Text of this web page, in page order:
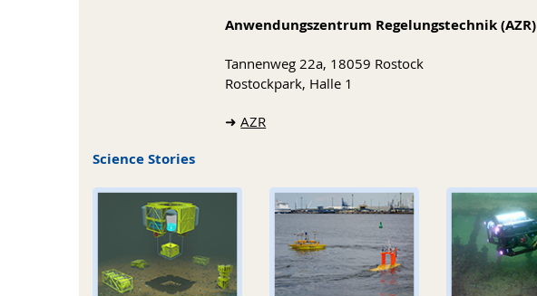
Anwendungszentrum Regelungstechnik (AZR)
Tannenweg 22a, 18059 Rostock
Rostockpark, Halle 1
➜AZR
Science Stories